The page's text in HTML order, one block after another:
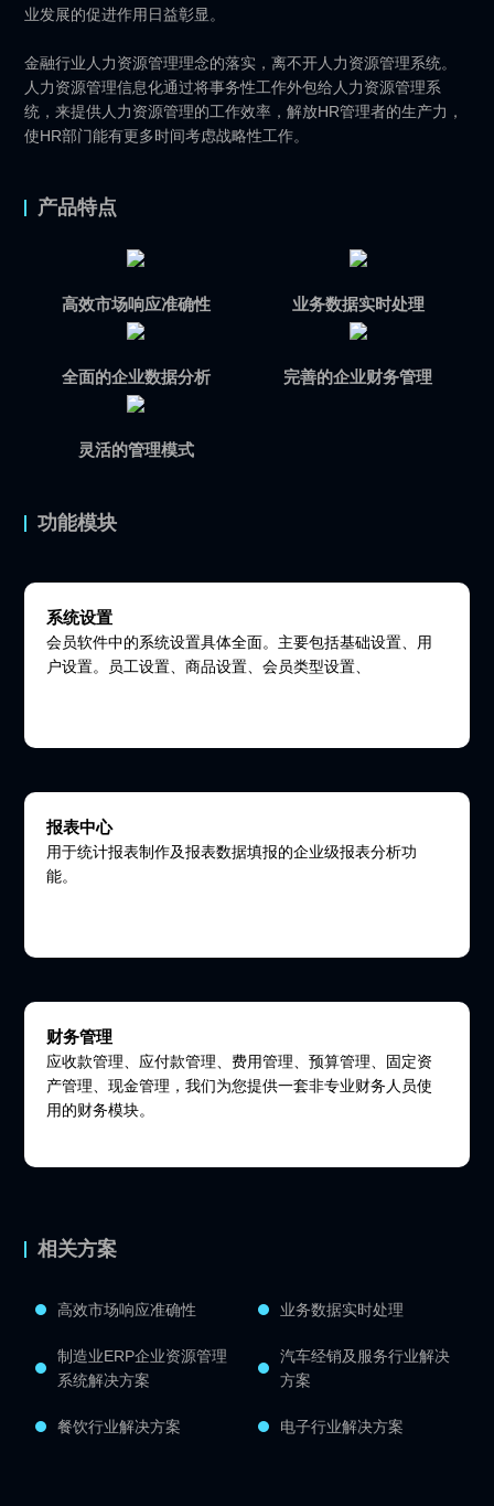
业发展的促进作用日益彰显。
金融行业人力资源管理理念的落实，离不开人力资源管理系统。
人力资源管理信息化通过将事务性工作外包给人力资源管理系
统，来提供人力资源管理的工作效率，解放HR管理者的生产力，
使HR部门能有更多时间考虑战略性工作。
产品特点
高效市场响应准确性 业务数据实时处理
全面的企业数据分析 完善的企业财务管理
灵活的管理模式
功能模块
系统设置
会员软件中的系统设置具体全面。主要包括基础设置、用
户设置。员工设置、商品设置、会员类型设置、
报表中心
用于统计报表制作及报表数据填报的企业级报表分析功
能。
财务管理
应收款管理、应付款管理、费用管理、预算管理、固定资
产管理、现金管理，我们为您提供一套非专业财务人员使
用的财务模块。
相关方案
高效市场响应准确性 业务数据实时处理
制造业ERP企业资源管理
系统解决方案
汽车经销及服务行业解决
方案
餐饮行业解决方案 电子行业解决方案